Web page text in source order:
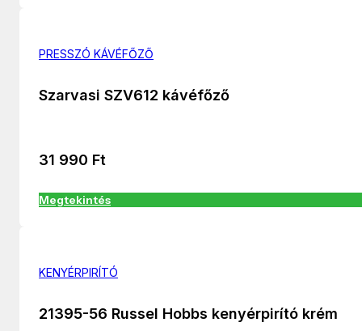
PRESSZÓ KÁVÉFŐZŐ
Szarvasi SZV612 kávéfőző
31 990 Ft
Megtekintés
KENYÉRPIRÍTÓ
21395-56 Russel Hobbs kenyérpirító krém